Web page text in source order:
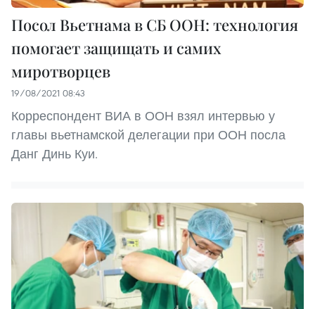
Посол Вьетнама в СБ ООН: технология
помогает защищать и самих
миротворцев
19/08/2021 08:43
Корреспондент ВИА в ООН взял интервью у
главы вьетнамской делегации при ООН посла
Данг Динь Куи.